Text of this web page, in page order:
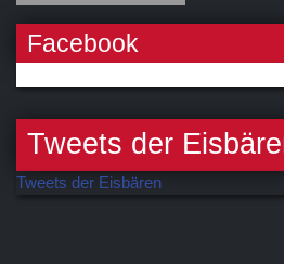
Facebook
Tweets der
Tweets der Eisbären